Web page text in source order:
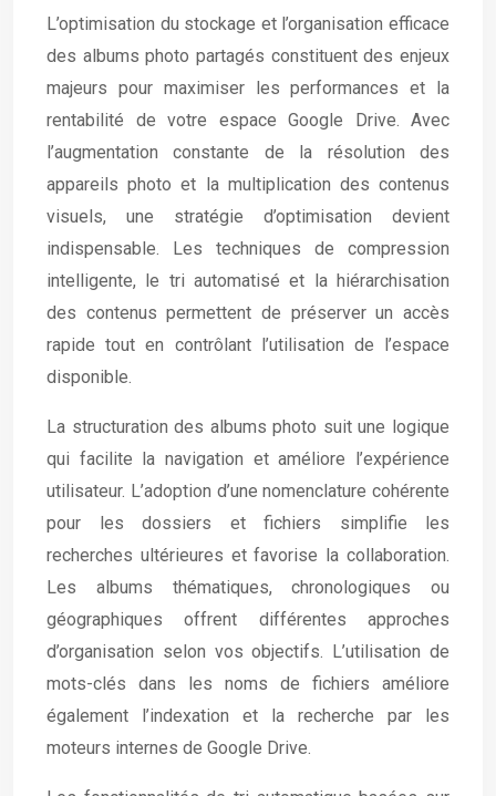
L’optimisation du stockage et l’organisation efficace
des albums photo partagés constituent des enjeux
majeurs pour maximiser les performances et la
rentabilité de votre espace Google Drive. Avec
l’augmentation constante de la résolution des
appareils photo et la multiplication des contenus
visuels, une stratégie d’optimisation devient
indispensable. Les techniques de compression
intelligente, le tri automatisé et la hiérarchisation
des contenus permettent de préserver un accès
rapide tout en contrôlant l’utilisation de l’espace
disponible.
La structuration des albums photo suit une logique
qui facilite la navigation et améliore l’expérience
utilisateur. L’adoption d’une nomenclature cohérente
pour les dossiers et fichiers simplifie les
recherches ultérieures et favorise la collaboration.
Les albums thématiques, chronologiques ou
géographiques offrent différentes approches
d’organisation selon vos objectifs. L’utilisation de
mots-clés dans les noms de fichiers améliore
également l’indexation et la recherche par les
moteurs internes de Google Drive.